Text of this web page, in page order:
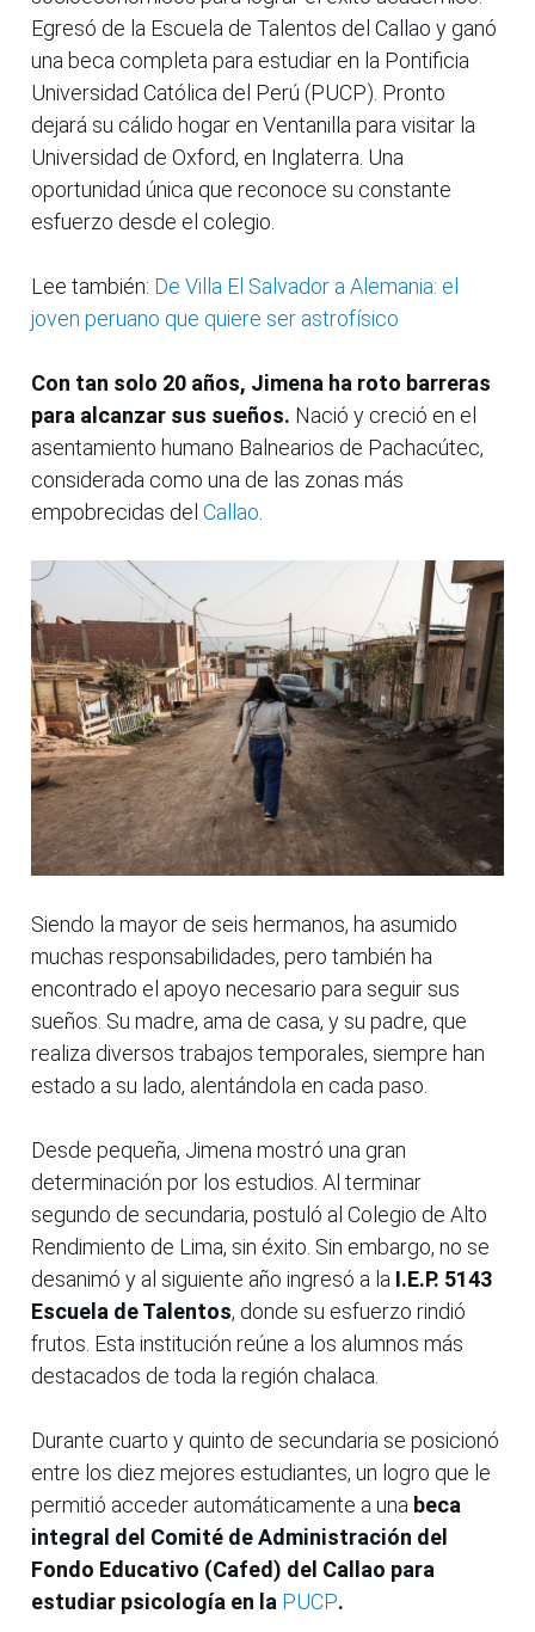
Egresó de la Escuela de Talentos del Callao y ganó
una beca completa para estudiar en la Pontificia
Universidad Católica del Perú (PUCP). Pronto
dejará su cálido hogar en Ventanilla para visitar la
Universidad de Oxford, en Inglaterra. Una
oportunidad única que reconoce su constante
esfuerzo desde el colegio.
Lee también: De Villa El Salvador a Alemania: el
joven peruano que quiere ser astrofísico
Con tan solo 20 años, Jimena ha roto barreras
para alcanzar sus sueños. Nació y creció en el
asentamiento humano Balnearios de Pachacútec,
considerada como una de las zonas más
empobrecidas del Callao
Siendo la mayor de seis hermanos, ha asumido
muchas responsabilidades, pero también ha
encontrado el apoyo necesario para seguir sus
sueños. Su madre, ama de casa, y su padre, que
realiza diversos trabajos temporales, siempre han
estado a su lado, alentándola en cada paso.
Desde pequeña, Jimena mostró una gran
determinación por los estudios. Al terminar
segundo de secundaria, postuló al Colegio de Alto
Rendimiento de Lima, sin éxito. Sin embargo, no se
desanimó y al siguiente año ingresó a la I.E.P. 5143
Escuela de Talentos, donde su esfuerzo rindió
frutos. Esta institución reúne a los alumnos más
destacados de toda la región chalaca.
Durante cuarto y quinto de secundaria se posicionó
entre los diez mejores estudiantes, un logro que le
permitió acceder automáticamente a una beca
integral del Comité de Administración del
Fondo Educativo (Cafed) del Callao para
estudiar psicología en la PUCP.